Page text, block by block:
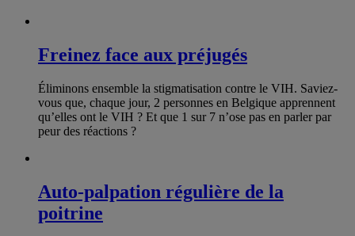
Freinez face aux préjugés
Éliminons ensemble la stigmatisation contre le VIH. Saviez-
vous que, chaque jour, 2 personnes en Belgique apprennent
qu’elles ont le VIH ? Et que 1 sur 7 n’ose pas en parler par
peur des réactions ?
Auto-palpation régulière de la
poitrine